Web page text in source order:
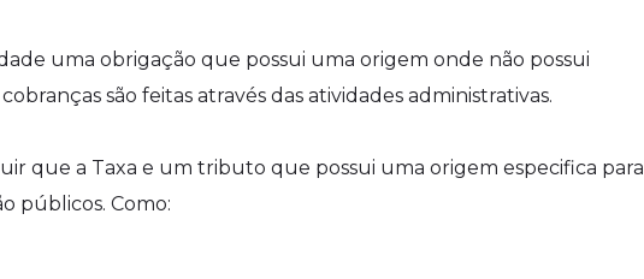
uma obrigação que possui uma origem onde não possui
são feitas através das atividades administrativas.
que a Taxa e um tributo que possui uma origem especifica para
públicos. Como: